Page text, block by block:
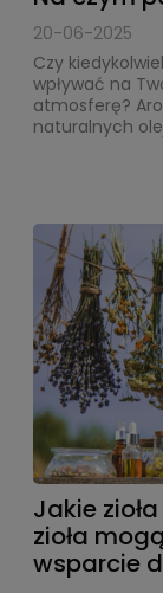
20-06-2025
Czy
wpływać na
atmosferę?
naturalnych
Jakie
zioła
wsparcie